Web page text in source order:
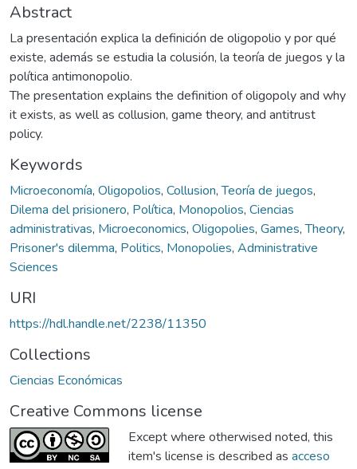
Abstract
La presentación explica la definición de oligopolio y por qué
existe, además se estudia la colusión, la teoría de juegos y la
política antimonopolio.
The presentation explains the definition of oligopoly and why
it exists, as well as collusion, game theory, and antitrust
policy.
Keywords
Microeconomía, Oligopolios, Collusion,Teoría de juegos,
Dilema del prisionero, Política, Monopolios, Ciencias
administrativas, Microeconomics, Oligopolies, Games,Theory,
Prisoner's dilemma, Politics, Monopolies, Administrative
Sciences
URI
https://hdl.handle.net/2238/11350
Collections
Ciencias Económicas
Creative Commons license
Except where otherwised noted, this
item's license is described as acceso